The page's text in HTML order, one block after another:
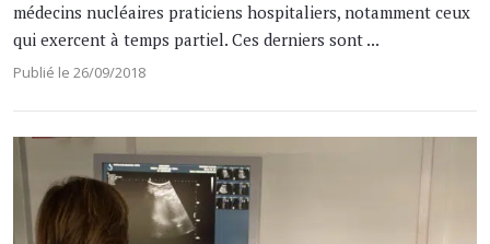
médecins nucléaires praticiens hospitaliers, notamment ceux
qui exercent à temps partiel. Ces derniers sont ...
Publié le 26/09/2018